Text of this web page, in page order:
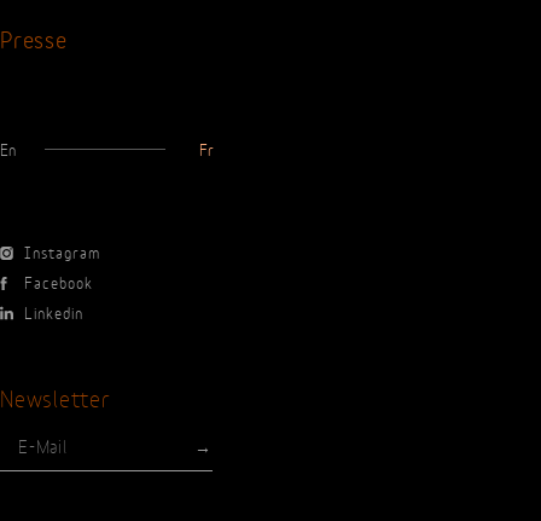
Galerie
Contact
Fr